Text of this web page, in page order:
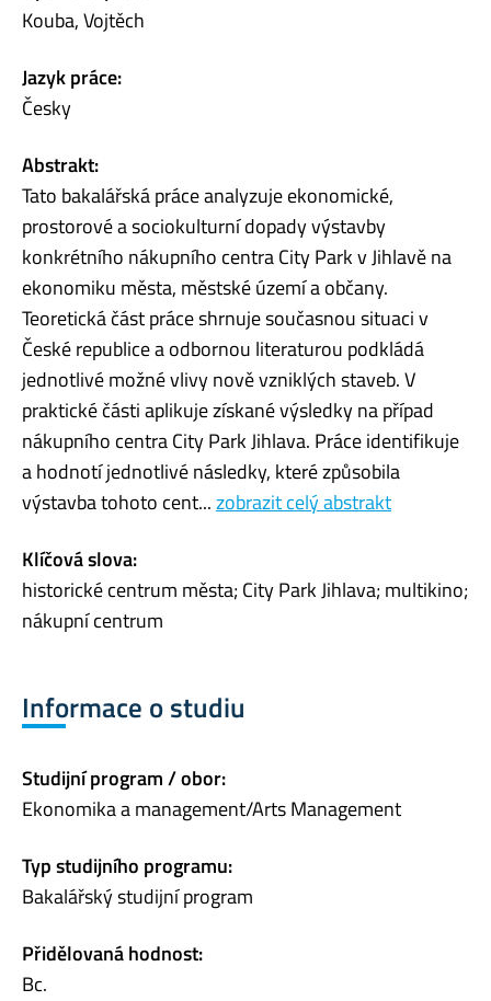
Kouba, Vojtěch
Jazyk práce:
Česky
Abstrakt:
Tato bakalářská práce analyzuje ekonomické,
prostorové a sociokulturní dopady výstavby
konkrétního nákupního centra City Park v Jihlavě na
ekonomiku města, městské území a občany.
Teoretická část práce shrnuje současnou situaci v
České republice a odbornou literaturou podkládá
jednotlivé možné vlivy nově vzniklých staveb. V
praktické části aplikuje získané výsledky na případ
nákupního centra City Park Jihlava. Práce identifikuje
a hodnotí jednotlivé následky, které způsobila
výstavba tohoto cent...zobrazit celý abstrakt
Klíčová slova:
historické centrum města; City Park Jihlava; multikino;
nákupní centrum
Informace o studiu
Studijní program / obor:
Ekonomika a management/Arts Management
Typ studijního programu:
Bakalářský studijní program
Přidělovaná hodnost:
Bc.